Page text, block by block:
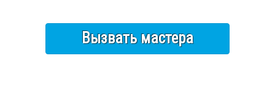
Вызвать мастера